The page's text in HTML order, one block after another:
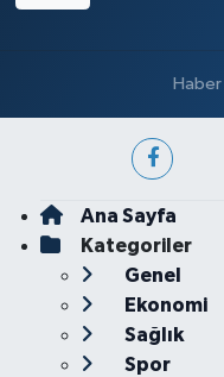
Haber
Ana Sayfa
Kategoriler
Genel
Ekonomi
Sağlık
Spor